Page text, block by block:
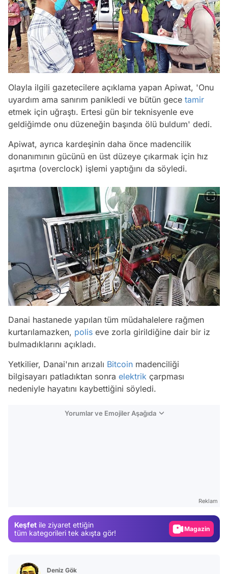
Olayla ilgili gazetecilere açıklama yapan Apiwat, 'Onu
uyardım ama sanırım panikledi ve bütün gece tamir
etmek için uğraştı. Ertesi gün bir teknisyenle eve
geldiğimde onu düzeneğin başında ölü buldum' dedi.
Apiwat, ayrıca kardeşinin daha önce madencilik
donanımının gücünü en üst düzeye çıkarmak için hız
aşırtma (overclock) işlemi yaptığını da söyledi.
Danai hastanede yapılan tüm müdahalelere rağmen
kurtarılamazken, polis eve zorla girildiğine dair bir iz
bulmadıklarını açıkladı.
Yetkilier, Danai'nın arızalı Bitcoin madenciliği
bilgisayarı patladıktan sonra elektrik çarpması
nedeniyle hayatını kaybettiğini söyledi.
Yorumlar ve Emojiler Aşağıda
Reklam
Keşfet ile ziyaret ettiğin
tüm kategorileri tek akışta gör!
Magazin
Deniz Gök